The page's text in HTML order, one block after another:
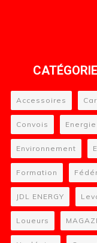
Accessoires
Convois Energie
Environnement
Formation
JDL ENERGY
Loueurs